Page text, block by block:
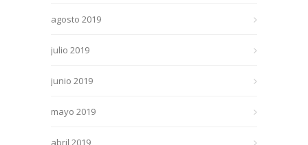
agosto 2019
julio 2019
junio 2019
mayo 2019
abril 2019